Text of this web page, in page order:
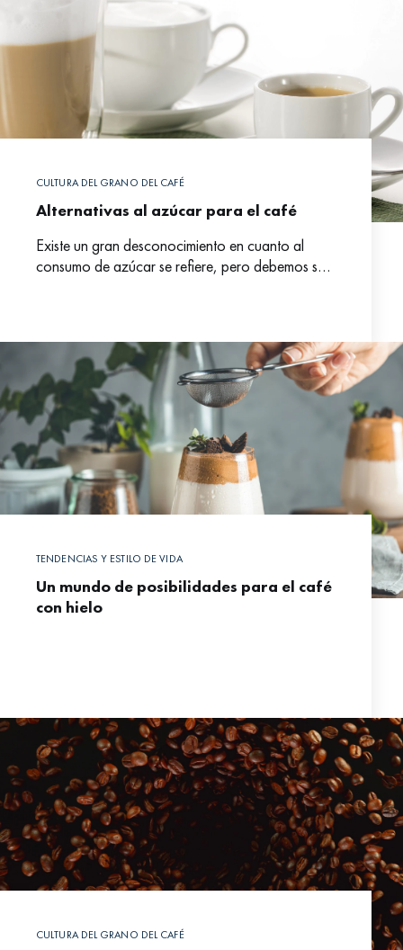
CULTURA DEL GRANO DEL CAFÉ
Alternativas al azúcar para el café
Existe un gran desconocimiento en cuanto al
consumo de azúcar se refiere, pero debemos ser
TENDENCIAS Y ESTILO DE VIDA
Un mundo de posibilidades para el café
con hielo
CULTURA DEL GRANO DEL CAFÉ